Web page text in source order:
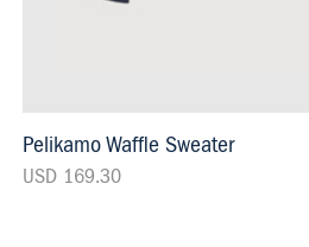
Pelikamo Waffle Sweater
USD 169.30